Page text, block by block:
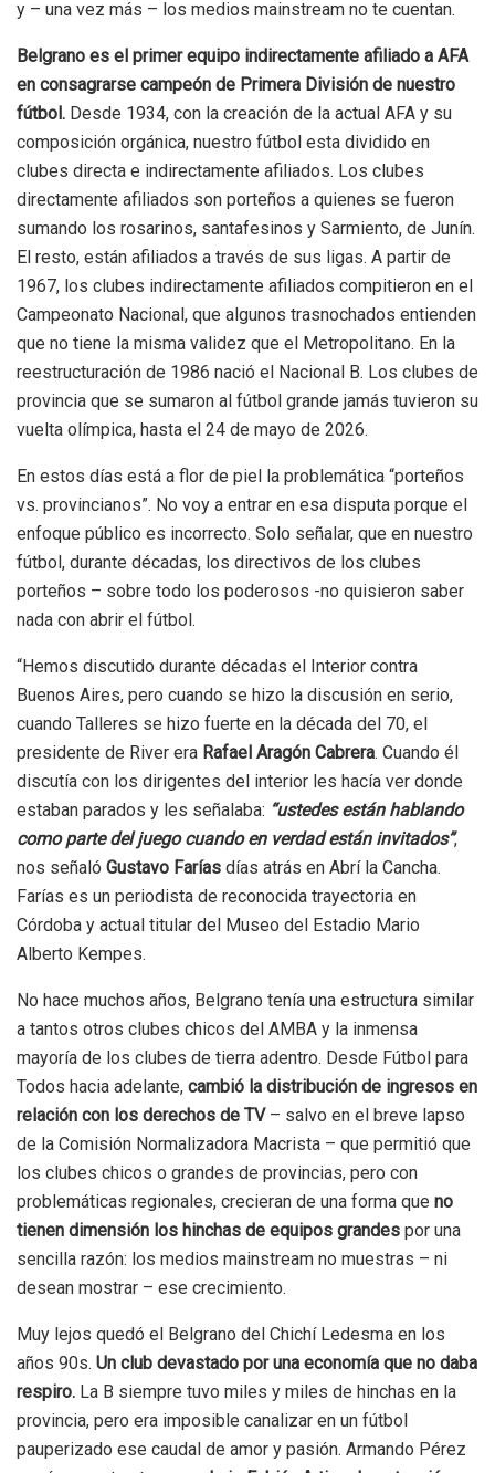
y – una vez más – los medios mainstream no te cuentan.
Belgrano es el primer equipo indirectamente afiliado a AFA
en consagrarse campeón de Primera División de nuestro
fútbol. Desde 1934, con la creación de la actual AFA y su
composición orgánica, nuestro fútbol esta dividido en
clubes directa e indirectamente afiliados. Los clubes
directamente afiliados son porteños a quienes se fueron
sumando los rosarinos, santafesinos y Sarmiento, de Junín.
El resto, están afiliados a través de sus ligas. A partir de
1967, los clubes indirectamente afiliados compitieron en el
Campeonato Nacional, que algunos trasnochados entienden
que no tiene la misma validez que el Metropolitano. En la
reestructuración de 1986 nació el Nacional B. Los clubes de
provincia que se sumaron al fútbol grande jamás tuvieron su
vuelta olímpica, hasta el 24 de mayo de 2026.
En estos días está a flor de piel la problemática “porteños
vs. provincianos”. No voy a entrar en esa disputa porque el
enfoque público es incorrecto. Solo señalar, que en nuestro
fútbol, durante décadas, los directivos de los clubes
porteños – sobre todo los poderosos -no quisieron saber
nada con abrir el fútbol.
“Hemos discutido durante décadas el Interior contra
Buenos Aires, pero cuando se hizo la discusión en serio,
cuando Talleres se hizo fuerte en la década del 70, el
presidente de River era Rafael Aragón Cabrera. Cuando él
discutía con los dirigentes del interior les hacía ver donde
estaban parados y les señalaba: “ustedes están hablando
como parte del juego cuando en verdad están invitados”,
nos señaló Gustavo Farías días atrás en Abrí la Cancha.
Farías es un periodista de reconocida trayectoria en
Córdoba y actual titular del Museo del Estadio Mario
Alberto Kempes.
No hace muchos años, Belgrano tenía una estructura similar
a tantos otros clubes chicos del AMBA y la inmensa
mayoría de los clubes de tierra adentro. Desde Fútbol para
Todos hacia adelante, cambió la distribución de ingresos en
relación con los derechos de TV– salvo en el breve lapso
de la Comisión Normalizadora Macrista – que permitió que
los clubes chicos o grandes de provincias, pero con
problemáticas regionales, crecieran de una forma que no
tienen dimensión los hinchas de equipos grandes por una
sencilla razón: los medios mainstream no muestras – ni
desean mostrar – ese crecimiento.
Muy lejos quedó el Belgrano del Chichí Ledesma en los
años 90s. Un club devastado por una economía que no daba
respiro. La B siempre tuvo miles y miles de hinchas en la
provincia, pero era imposible canalizar en un fútbol
pauperizado ese caudal de amor y pasión. Armando Pérez